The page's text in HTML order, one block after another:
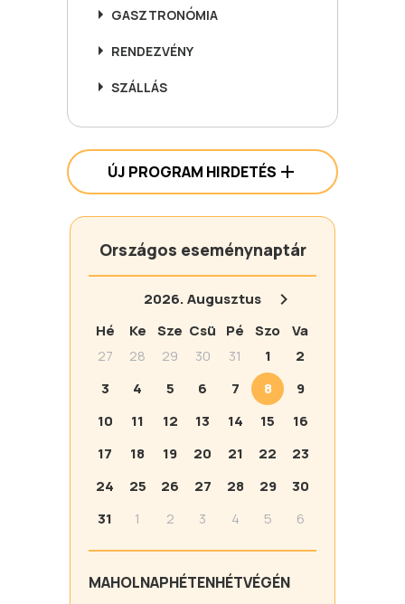
GASZTRONÓMIA
RENDEZVÉNY
SZÁLLÁS
ÚJ PROGRAM HIRDETÉS
Országos eseménynaptár
2026.Augusztus
Hé
Ke Sze Csü Pé Szo
Va
27
28 29 30 31 1
2
3
4 5 6 7 8
9
10
11 12 13 14 15
16
17
18 19 20 21 22
23
24
25 26 27 28 29
30
31
1 2 3 4 5 6
MAHOLNAPHÉTENHÉTVÉGÉN